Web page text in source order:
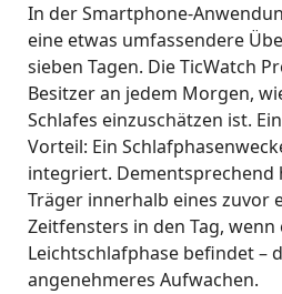
In der Smartphone-
eine etwas umfassendere
sieben Tagen. Die TicWatch
Besitzer an jedem Morgen,
Schlafes einzuschätzen ist.
Vorteil: Ein
integriert. Dementsprechend
Träger innerhalb eines zuvor
Zeitfensters in den Tag,
Leichtschlafphase befindet –
angenehmeres Aufwachen.